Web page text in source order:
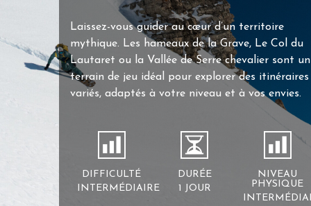
Laissez-vous guider au cœur d’un territoire
mythique. Les hameaux de la Grave, Le Col du
Lautaret ou la Vallée de Serre chevalier sont un
terrain de jeu idéal pour explorer des itinéraires
variés, adaptés à votre niveau et à vos envies.
DIFFICULTÉ
INTERMÉDIAIRE
DURÉE
1 JOUR
NIVEAU
PHYSIQUE